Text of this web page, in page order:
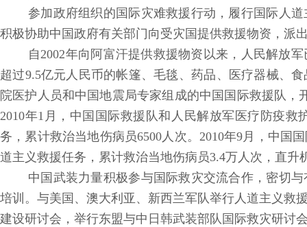
参加政府组织的国际灾难救援行动，履行国际人
积极协助中国政府有关部门向受灾国提供救援物资，派
自2002年向阿富汗提供救援物资以来，人民解放
超过9.5亿元人民币的帐篷、毛毯、药品、医疗器械、
院医护人员和中国地震局专家组成的中国国际救援队
2010年1月，中国国际救援队和人民解放军医疗防疫
务，累计救治当地伤病员6500人次。2010年9月，中国
道主义救援任务，累计救治当地伤病员3.4万人次，直升
中国武装力量积极参与国际救灾交流合作，密切
培训。与美国、澳大利亚、新西兰军队举行人道主义救
建设研讨会，举行东盟与中日韩武装部队国际救灾研讨